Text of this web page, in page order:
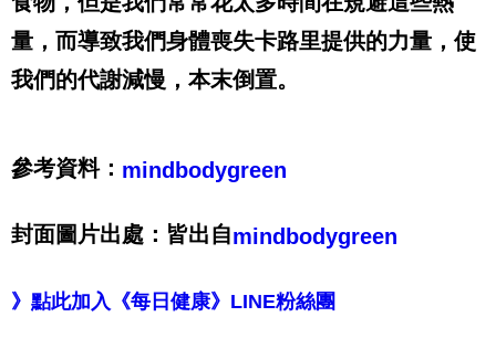
量，而導致我們身體喪失卡路里提供的力量，使
我們的代謝減慢，本末倒置。
參考資料： mindbodygreen
封面圖片出處：皆出自mindbodygreen
》點此加入《每日健康》LINE粉絲團